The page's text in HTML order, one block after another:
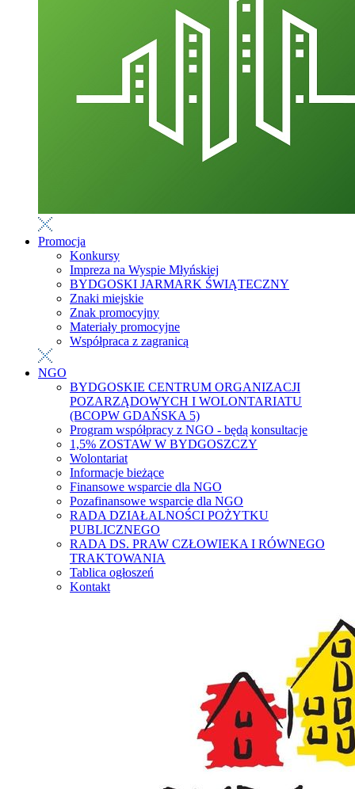
Promocja
Konkursy
Impreza na Wyspie Młyńskiej
BYDGOSKI JARMARK ŚWIĄTECZNY
Znaki miejskie
Znak promocyjny
Materiały promocyjne
Współpraca z zagranicą
NGO
BYDGOSKIE CENTRUM ORGANIZACJI
POZARZĄDOWYCH I WOLONTARIATU
(BCOPW GDAŃSKA 5)
Program współpracy z NGO - będą konsultacje
1,5% ZOSTAW W BYDGOSZCZY
Wolontariat
Informacje bieżące
Finansowe wsparcie dla NGO
Pozafinansowe wsparcie dla NGO
RADA DZIAŁALNOŚCI POŻYTKU
PUBLICZNEGO
RADA DS. PRAW CZŁOWIEKA I RÓWNEGO
TRAKTOWANIA
Tablica ogłoszeń
Kontakt